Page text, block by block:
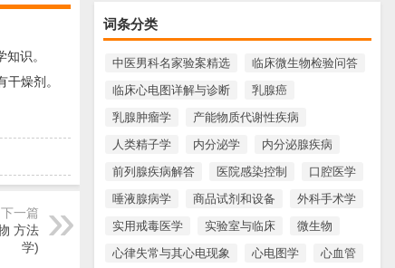
词条分类
中医男科名家验案精选
临床微生物检验问答
临床心电图详解与诊断
乳腺癌
乳腺肿瘤学
产能物质代谢性疾病
人类精子学
内分泌学
内分泌腺疾病
前列腺疾病解答
医院感染控制
口腔医学
唾液腺病学
商品试剂和设备
外科手术学
实用戒毒医学
实验室与临床
微生物
心律失常与其心电现象
心电图学
心血管
识。
燥剂。
下一篇
方法
学)